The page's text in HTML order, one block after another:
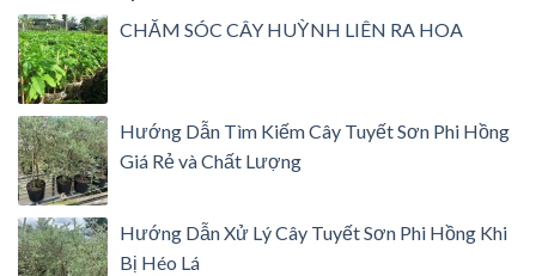
CHĂM SÓC CÂY HUỲNH LIÊN RA HOA
Hướng Dẫn Tìm Kiếm Cây Tuyết Sơn Phi Hồng
Giá Rẻ và Chất Lượng
Hướng Dẫn Xử Lý Cây Tuyết Sơn Phi Hồng Khi
Bị Héo Lá